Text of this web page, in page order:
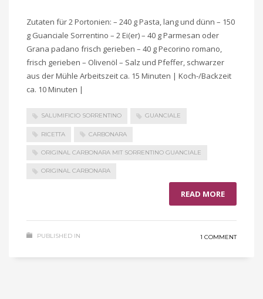
Zutaten für 2 Portonien: – 240 g Pasta, lang und dünn – 150
g Guanciale Sorrentino – 2 Ei(er) – 40 g Parmesan oder
Grana padano frisch gerieben – 40 g Pecorino romano,
frisch gerieben – Olivenöl – Salz und Pfeffer, schwarzer
aus der Mühle Arbeitszeit ca. 15 Minuten | Koch-/Backzeit
ca. 10 Minuten |
SALUMIFICIO SORRENTINO GUANCIALE
RICETTA CARBONARA
ORIGINAL CARBONARA MIT SORRENTINO GUANCIALE
ORIGINAL CARBONARA
READ MORE
PUBLISHED IN 1 COMMENT